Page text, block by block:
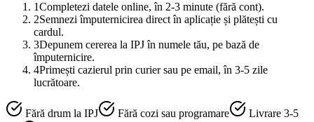
1Completezi datele online, în 2-3 minute (fără cont).
2Semnezi împuternicirea direct în aplicație și plătești cu
cardul.
3Depunem cererea la IPJ în numele tău, pe bază de
împuternicire.
4Primești cazierul prin curier sau pe email, în 3-5 zile
lucrătoare.
Fără drum la IPJ Fără cozi sau programare
Livrare 3-5